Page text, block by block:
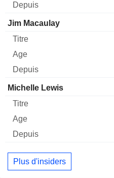
Jim Macaulay
Michelle Lewis
Plus d'insiders